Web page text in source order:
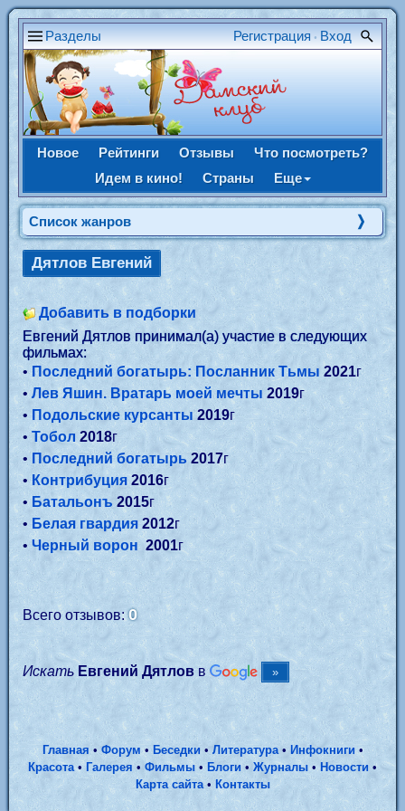
Разделы Регистрация • Вход
Новое Рейтинги Отзывы
Что посмотреть?
Идем в кино!
Страны Еще
Список жанров
Дятлов Евгений
Добавить в подборки
Евгений Дятлов принимал(а) участие в следующих
фильмах:
• Последний богатырь: Посланник Тьмы 2021г
• Лев Яшин. Вратарь моей мечты 2019г
• Подольские курсанты 2019г
• Тобол 2018г
• Последний богатырь 2017г
• Контрибуция 2016г
• Батальонъ 2015г
• Белая гвардия 2012г
• Черный ворон 2001г
Всего отзывов:0
Искать Евгений Дятловв
Главная • Форум• Беседки• Литература• Инфокниги •
Красота• Галерея • Фильмы • Блоги • Журналы • Новости •
Карта сайта• Контакты